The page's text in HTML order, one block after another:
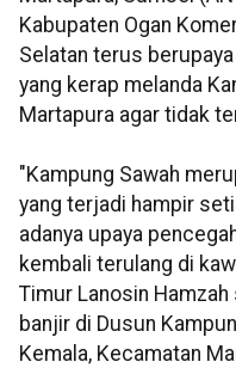
Kabupaten Ogan
Selatan terus
yang kerap melanda
Martapura agar tidak
"Kampung Sawah
yang terjadi hampir
adanya upaya
kembali terulang di
Timur Lanosin
banjir di Dusun
Kemala, Kecamatan